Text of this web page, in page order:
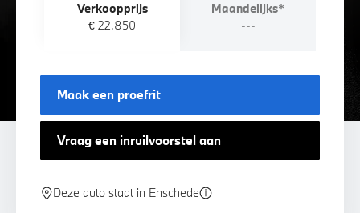
Verkoopprijs
€ 22.850
Maandelijks*
---
Maak een proefrit
Vraag een inruilvoorstel aan
Deze auto staat in Enschede